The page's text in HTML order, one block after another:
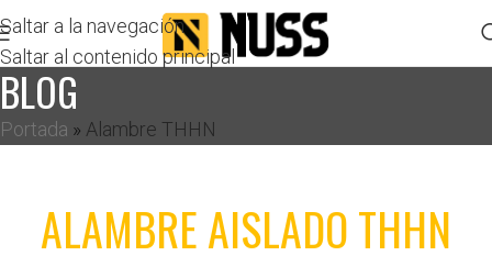
Saltar a la navegación
Saltar al contenido principal
BLOG
Portada » Alambre THHN
ALAMBRE AISLADO THHN